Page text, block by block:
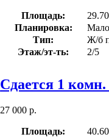
Площадь:
Планировка:
Тип:
Ж/б
Этаж/эт-ть:
2/5
Сдается 1
27 000 р.
Площадь: